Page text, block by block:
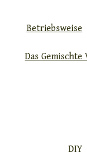
Betriebsweise
Das
DIY